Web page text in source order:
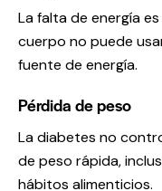
La falta de energía
cuerpo no puede
fuente de energía.
Pérdida de peso
La diabetes no
de peso rápida,
hábitos alimenticios.